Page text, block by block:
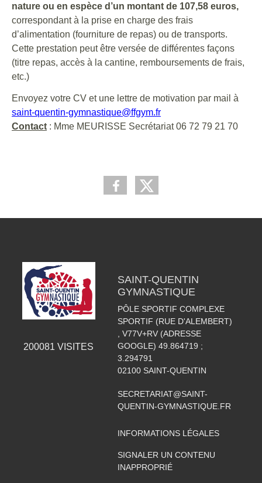
nature ou en espèce d’un montant de 107,58 euros,
correspondant à la prise en charge des frais
d’alimentation (fourniture de repas) ou de transports.
Cette prestation peut être versée de différentes façons
(titre repas, accès à la cantine, remboursements de frais,
etc.)
Envoyez votre CV et une lettre de motivation par mail à
saint-quentin-gymnastique@ffgym.fr
Contact : Mme MEURISSE Secrétariat 06 72 79 21 70
200081 VISITES
SAINT-QUENTIN
GYMNASTIQUE
PÔLE SPORTIF COMPLEXE
SPORTIF (RUE D'ALEMBERT)
, V77V+RV (ADRESSE
GOOGLE) 49.864719 ;
3.294791
02100 SAINT-QUENTIN
SECRETARIAT@SAINT-
QUENTIN-GYMNASTIQUE.FR
INFORMATIONS LÉGALES
SIGNALER UN CONTENU
INAPPROPRIÉ